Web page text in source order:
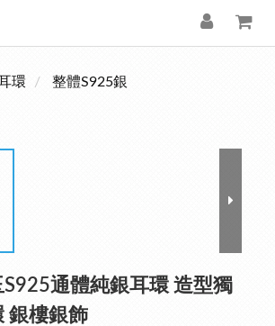
環 整體S925銀
通體純銀耳環 造型獨
銀樓銀飾